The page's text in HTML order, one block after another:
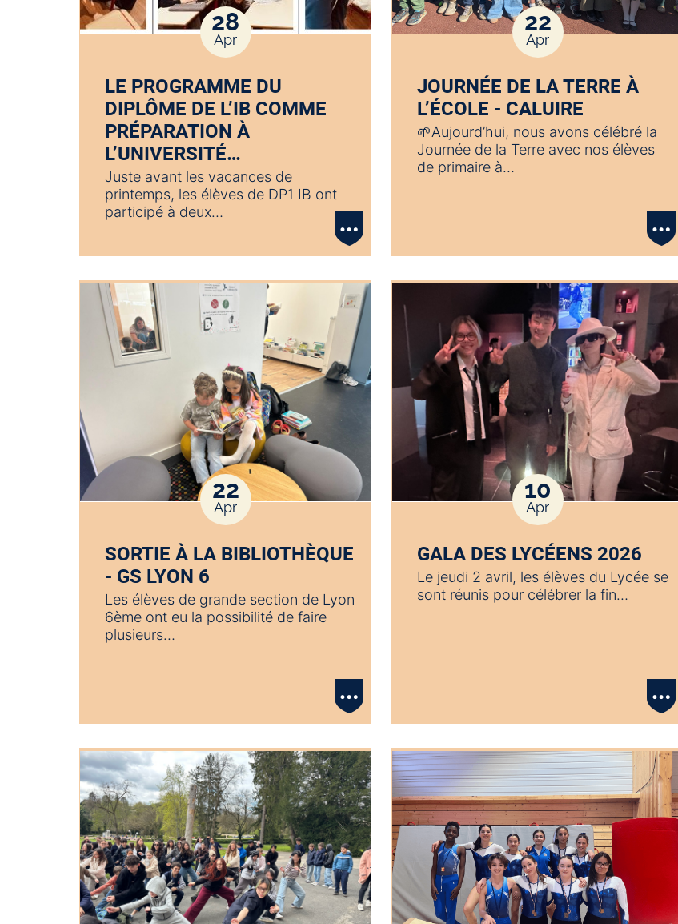
28
Apr
LE PROGRAMME DU
DIPLÔME DE L’IB COMME
PRÉPARATION À
L’UNIVERSITÉ…
Juste avant les vacances de
printemps, les élèves de DP1 IB ont
participé à deux…
22
Apr
JOURNÉE DE LA TERRE À
L’ÉCOLE - CALUIRE
🌱Aujourd’hui, nous avons célébré la
Journée de la Terre avec nos élèves
de primaire à…
22
Apr
SORTIE À LA BIBLIOTHÈQUE
- GS LYON 6
Les élèves de grande section de Lyon
6ème ont eu la possibilité de faire
plusieurs…
10
Apr
GALA DES LYCÉENS 2026
Le jeudi 2 avril, les élèves du Lycée se
sont réunis pour célébrer la fin…